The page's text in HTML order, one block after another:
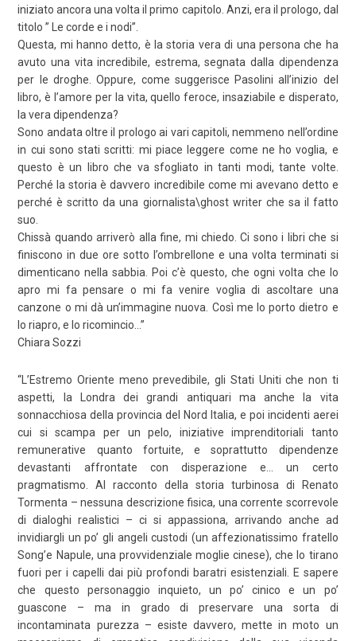
iniziato ancora una volta il primo capitolo. Anzi, era il prologo, dal
titolo ” Le corde e i nodi”.
Questa, mi hanno detto, è la storia vera di una persona che ha
avuto una vita incredibile, estrema, segnata dalla dipendenza
per le droghe. Oppure, come suggerisce Pasolini all’inizio del
libro, è l’amore per la vita, quello feroce, insaziabile e disperato,
la vera dipendenza?
Sono andata oltre il prologo ai vari capitoli, nemmeno nell’ordine
in cui sono stati scritti: mi piace leggere come ne ho voglia, e
questo è un libro che va sfogliato in tanti modi, tante volte.
Perché la storia è davvero incredibile come mi avevano detto e
perché è scritto da una giornalista\ghost writer che sa il fatto
suo.
Chissà quando arriverò alla fine, mi chiedo. Ci sono i libri che si
finiscono in due ore sotto l’ombrellone e una volta terminati si
dimenticano nella sabbia. Poi c’è questo, che ogni volta che lo
apro mi fa pensare o mi fa venire voglia di ascoltare una
canzone o mi dà un’immagine nuova. Così me lo porto dietro e
lo riapro, e lo ricomincio…”
Chiara Sozzi
“L’Estremo Oriente meno prevedibile, gli Stati Uniti che non ti
aspetti, la Londra dei grandi antiquari ma anche la vita
sonnacchiosa della provincia del Nord Italia, e poi incidenti aerei
cui si scampa per un pelo, iniziative imprenditoriali tanto
remunerative quanto fortuite, e soprattutto dipendenze
devastanti affrontate con disperazione e… un certo
pragmatismo. Al racconto della storia turbinosa di Renato
Tormenta – nessuna descrizione fisica, una corrente scorrevole
di dialoghi realistici – ci si appassiona, arrivando anche ad
invidiargli un po’ gli angeli custodi (un affezionatissimo fratello
Song’e Napule, una provvidenziale moglie cinese), che lo tirano
fuori per i capelli dai più profondi baratri esistenziali. E sapere
che questo personaggio inquieto, un po’ cinico e un po’
guascone – ma in grado di preservare una sorta di
incontaminata purezza – esiste davvero, mette in moto un